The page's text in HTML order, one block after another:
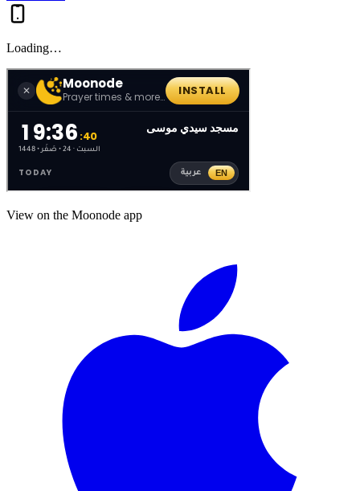
Loading…
View on the Moonode app